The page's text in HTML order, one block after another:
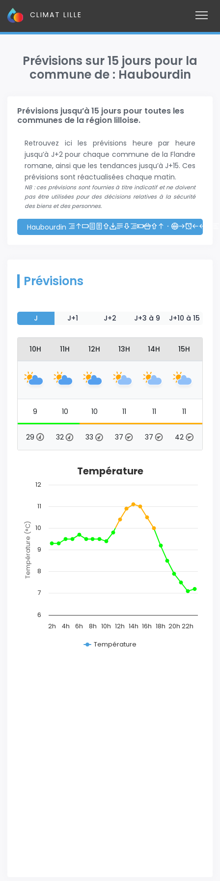
CLIMAT LILLE
Prévisions sur 15 jours pour la
commune de : Haubourdin
Prévisions jusqu’à 15 jours pour toutes les
communes de la région lilloise.
Retrouvez ici les prévisions heure par heure
jusqu’à J+2 pour chaque commune de la Flandre
romane, ainsi que les tendances jusqu’à J+15. Ces
prévisions sont réactualisées chaque matin.
NB : ces prévisions sont fournies à titre indicatif et ne doivent
pas être utilisées pour des décisions relatives à la sécurité
des biens et des personnes.
Haubourdin
Prévisions
J J+1 J+2 J+3 à 9 J+10 à 15
10H 11H 12H 13H 14H 15H
9 10 10 11 11 11
29 32 33 37 37 42
Température (°C)
Température
2h 4h 6h 8h 10h 12h 14h 16h 18h 20h 22h
6
7
8
9
10
11
12
Température